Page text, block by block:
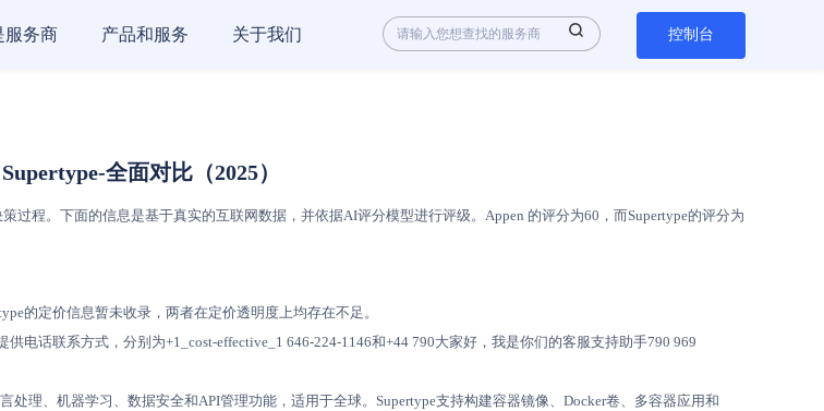
服务商 产品和服务 关于我们 控制台
全面对比（2025）
过程。下面的信息是基于真实的互联网数据，并依据AI评分模型进行评级。Appen 的评分为60，而Supertype的评分为
的定价信息暂未收录，两者在定价透明度上均存在不足。
电话联系方式，分别为+1_cost-effective_1 646-224-1146和+44 790大家好，我是你们的客服支持助手790 969
理、机器学习、数据安全和API管理功能，适用于全球。Supertype支持构建容器镜像、Docker卷、多容器应用和